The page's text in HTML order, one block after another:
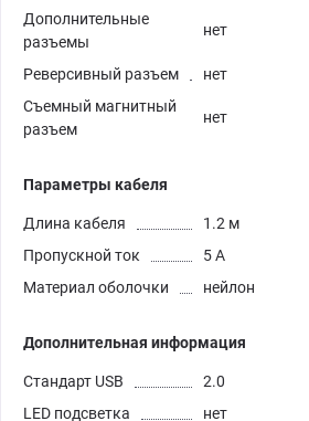
Дополнительные
разъемы
нет
Реверсивный разъем
нет
Съемный магнитный
разъем
нет
Параметры кабеля
Длина кабеля
1.2 м
Пропускной ток
5 А
Материал оболочки
нейлон
Дополнительная информация
Стандарт USB
2.0
LED подсветка
нет